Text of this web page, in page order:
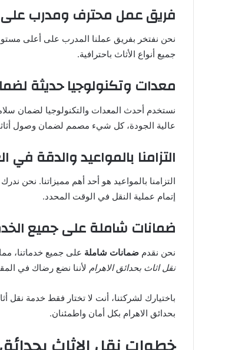
فريق عمل محترف ومدرب
نحن نفتخر بفريق عملنا المدرب على أعلى
جميع أنواع الأثاث باحترافية.
معدات وتكنولوجيا حديثة
نستخدم أحدث المعدات والتكنولوجيا لضمان
عالية الجودة، كل شيء مصمم لضمان وصول
التزامنا بالمواعيد والدقة في
التزامنا بالمواعيد هو أحد أهم مميزاتنا. نحن
إتمام عملية النقل في الوقت المحدد.
ضمانات شاملة على جميع
نحن نقدم ضمانات شاملة على جميع خدماتنا،
نقل اثاث بحدائق الاهرام لأننا نضع رضاك في
باختيارك لشركتنا، أنت لا تختار فقط خدمة نقل
بحدائق الاهرام بكل أمان واطمئنان.